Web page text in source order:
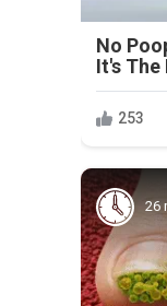
No
It's
253
26